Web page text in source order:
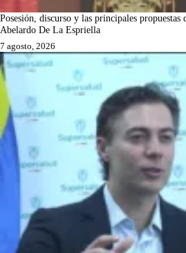
Posesión, discurso y las principales propuestas
Abelardo De La Espriella
7 agosto, 2026